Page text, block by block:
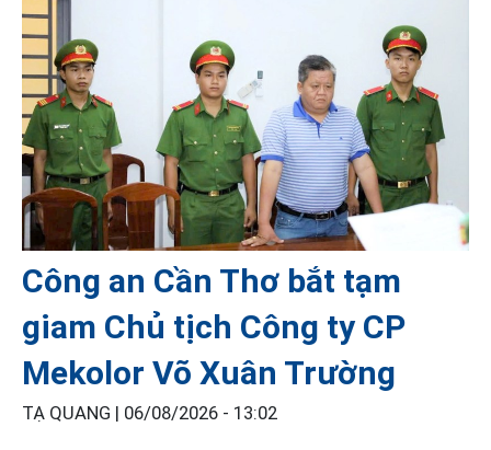
Công an Cần Thơ bắt tạm
giam Chủ tịch Công ty CP
Mekolor Võ Xuân Trường
TẠ QUANG | 06/08/2026 - 13:02